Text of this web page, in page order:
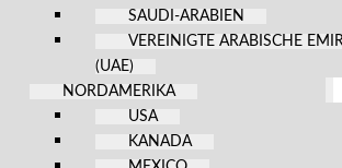
SAUDI-ARABIEN
VEREINIGTE ARABISCHE
(UAE)
NORDAMERIKA
USA
KANADA